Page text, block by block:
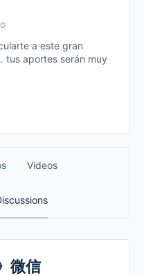
a este gran
tus aportes serán muy
Videos
微信